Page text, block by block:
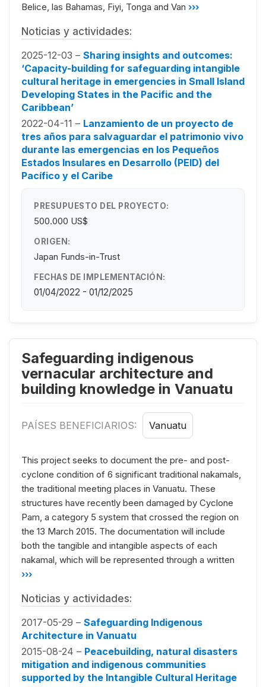
Belice, las Bahamas, Fiyi, Tonga and Van ›››
Noticias y actividades:
2025-12-03 – Sharing insights and outcomes:
‘Capacity-building for safeguarding intangible
cultural heritage in emergencies in Small Island
Developing States in the Pacific and the
Caribbean’
2022-04-11 – Lanzamiento de un proyecto de
tres años para salvaguardar el patrimonio vivo
durante las emergencias en los Pequeños
Estados Insulares en Desarrollo (PEID) del
Pacífico y el Caribe
PRESUPUESTO DEL PROYECTO:
500.000 US$
ORIGEN:
Japan Funds-in-Trust
FECHAS DE IMPLEMENTACIÓN:
01/04/2022 - 01/12/2025
Safeguarding indigenous
vernacular architecture and
building knowledge in Vanuatu
PAÍSES BENEFICIARIOS: Vanuatu
This project seeks to document the pre- and post-
cyclone condition of 6 significant traditional nakamals,
the traditional meeting places in Vanuatu. These
structures have recently been damaged by Cyclone
Pam, a category 5 system that crossed the region on
the 13 March 2015. The documentation will include
both the tangible and intangible aspects of each
nakamal, which will be represented through a written
›››
Noticias y actividades:
2017-05-29 – Safeguarding Indigenous
Architecture in Vanuatu
2015-08-24 – Peacebuilding, natural disasters
mitigation and indigenous communities
supported by the Intangible Cultural Heritage